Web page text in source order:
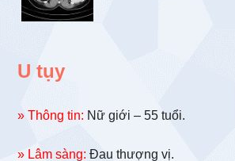
U tụy
» Thông tin: Nữ giới – 55 tuổi.
» Lâm sàng: Đau thượng vị.